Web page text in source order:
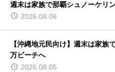
週末は家族で那覇シュノーケリ
2026.08.06
【沖縄地元民向け】週末は家族
万ビーチへ
2026.08.05